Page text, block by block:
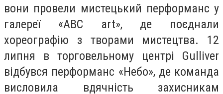
вони провели мистецький перформанс у
галереї «ABC art», де поєднали
хореографію з творами мистецтва. 12
липня в торговельному центрі Gulliver
відбувся перформанс «Небо», де команда
висловила вдячність захисникам